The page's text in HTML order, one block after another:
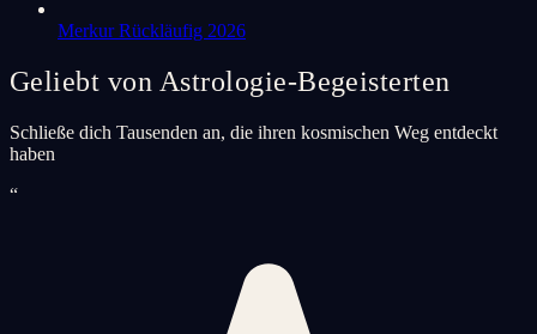
Merkur Rückläufig 2026
Geliebt von Astrologie-Begeisterten
Schließe dich Tausenden an, die ihren kosmischen Weg entdeckt
haben
“